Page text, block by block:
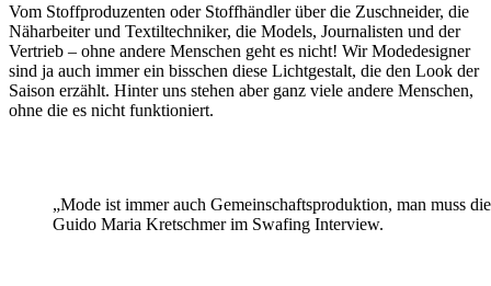
Vom Stoffproduzenten oder Stoffhändler über die Zuschneider, die
Näharbeiter und Textiltechniker, die Models, Journalisten und der
Vertrieb – ohne andere Menschen geht es nicht! Wir Modedesigner
sind ja auch immer ein bisschen diese Lichtgestalt, die den Look der
Saison erzählt. Hinter uns stehen aber ganz viele andere Menschen,
ohne die es nicht funktioniert.
„Mode ist immer auch Gemeinschaftsproduktion, man muss
Guido Maria Kretschmer im Swafing Interview.